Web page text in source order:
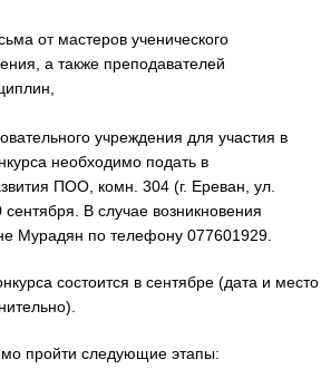
от мастеров ученического
а также преподавателей
учреждения для участия в
необходимо подать в
ПОО, комн. 304 (г. Ереван, ул.
В случае возникновения
Мурадян по телефону 077601929.
состоится в сентябре (дата и место
пройти следующие этапы: